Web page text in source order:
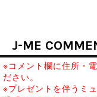
J-ME
※コメント欄に住所・
ださい。
※プレゼントを伴うミ